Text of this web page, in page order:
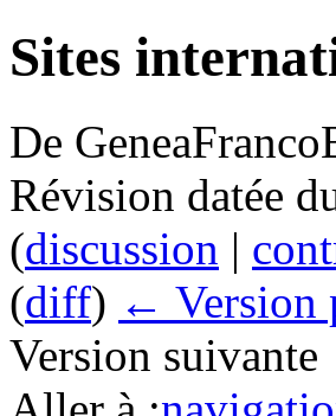
Sites
De
Révision datée
(discussion |
(diff) ← Version
Version